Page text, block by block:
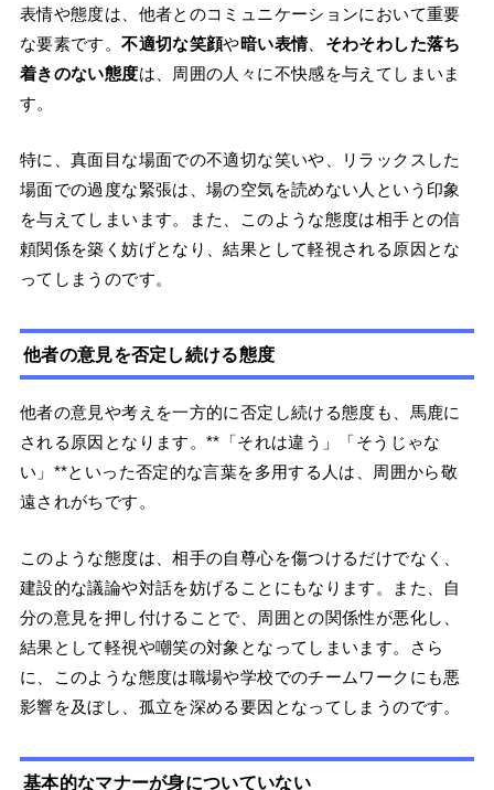
表情や態度は、他者とのコミュニケーションにおいて重要
な要素です。不適切な笑顔や暗い表情
そわそわした落ち
着きのない態度は、周囲の人々に不快感を与えてしまいま
す。
特に、真面目な場面での不適切な笑いや、リラックスした
場面での過度な緊張は、場の空気を読めない人という印象
を与えてしまいます。また、このような態度は相手との信
頼関係を築く妨げとなり、結果として軽視される原因とな
ってしまうのです。
他者の意見を否定し続ける態度
他者の意見や考えを一方的に否定し続ける態度も、馬鹿に
される原因となります。**「それは違う」「そうじゃな
い」**といった否定的な言葉を多用する人は、周囲から敬
遠されがちです。
このような態度は、相手の自尊心を傷つけるだけでなく、
建設的な議論や対話を妨げることにもなります。また、自
分の意見を押し付けることで、周囲との関係性が悪化し、
結果として軽視や嘲笑の対象となってしまいます。さら
に、このような態度は職場や学校でのチームワークにも悪
影響を及ぼし、孤立を深める要因となってしまうのです。
基本的なマナーが身についていない